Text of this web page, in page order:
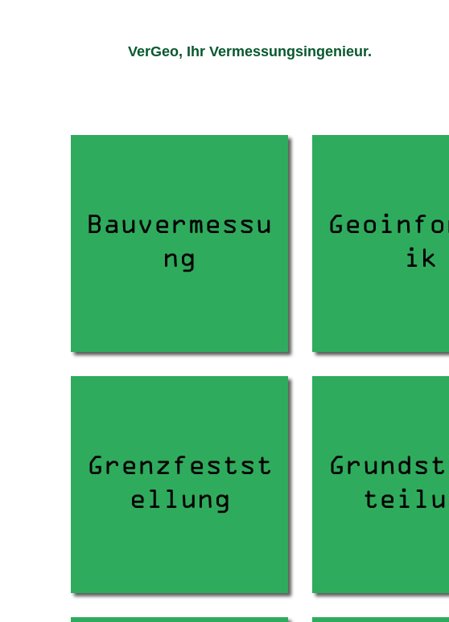
VerGeo, Ihr Vermessungsingenieur.